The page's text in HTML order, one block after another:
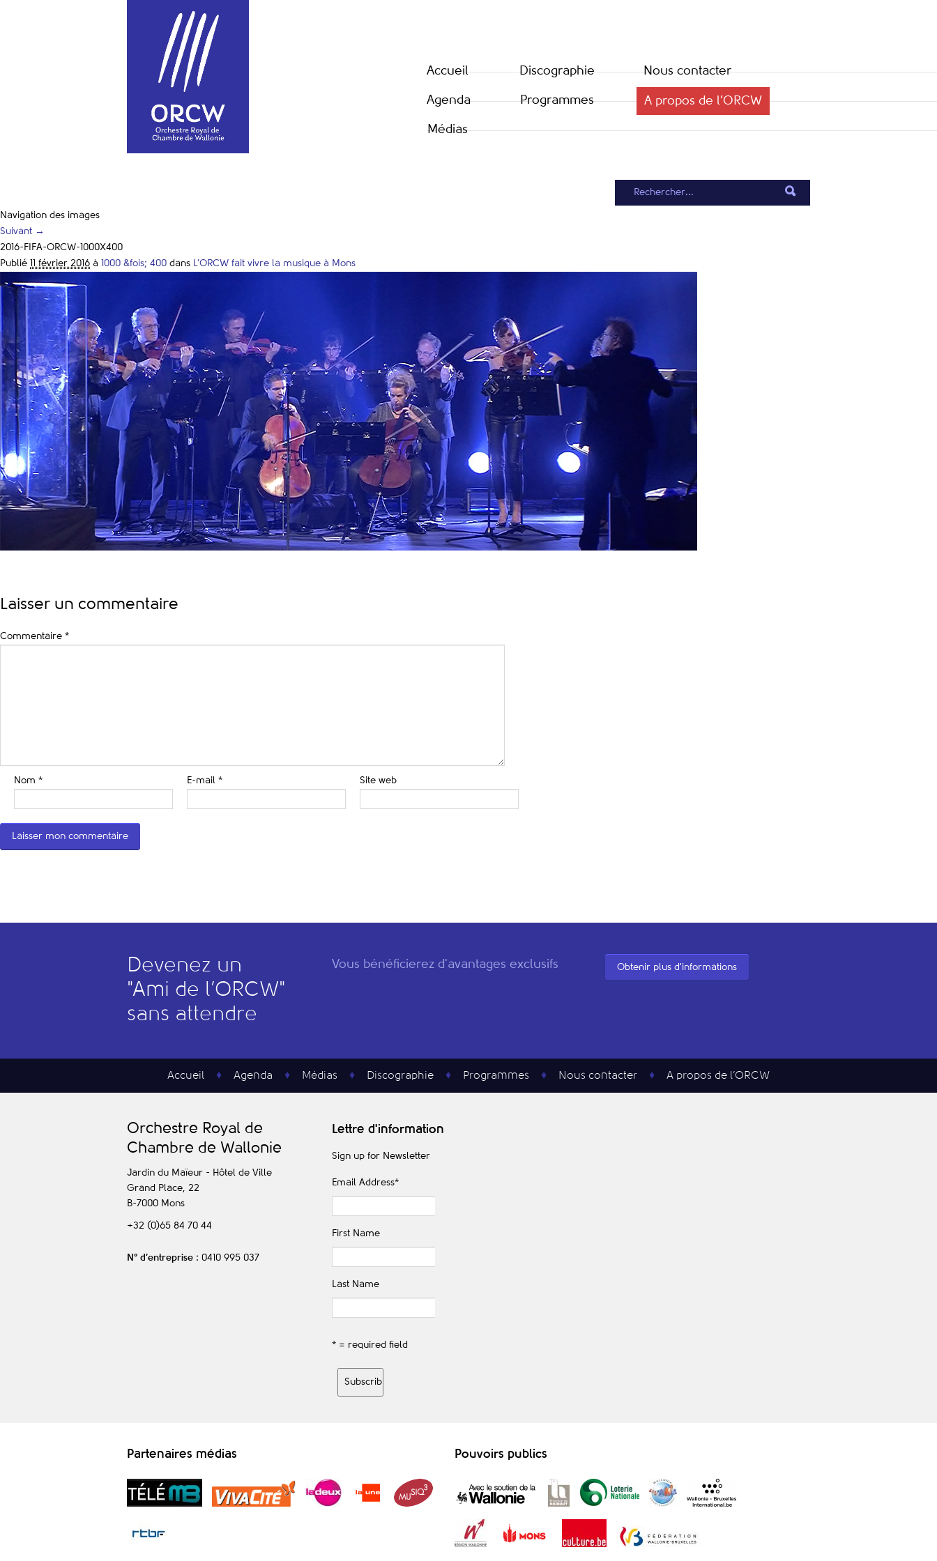
Accueil
Agenda
Médias
Discographie
Programmes
Nous contacter
A propos de l’ORCW
Navigation des images
Suivant →
2016-FIFA-ORCW-1000X400
Publié 11 février 2016 à 1000 &fois; 400 dans L’ORCW fait vivre la musique à Mons
Laisser un commentaire
Commentaire *
Nom * E-mail * Site web
Devenez un
"Ami de l’ORCW"
sans attendre
Vous bénéficierez d'avantages exclusifs Obtenir plus d'informations
Accueil Agenda Médias Discographie Programmes Nous contacter A propos de l’ORCW
Orchestre Royal de
Chambre de Wallonie
Jardin du Maïeur - Hôtel de Ville
Grand Place, 22
B-7000 Mons
+32 (0)65 84 70 44
N° d’entreprise : 0410 995 037
Lettre d'information
Sign up for Newsletter
Email Address*
First Name
Last Name
* = required field
Partenaires médias Pouvoirs publics